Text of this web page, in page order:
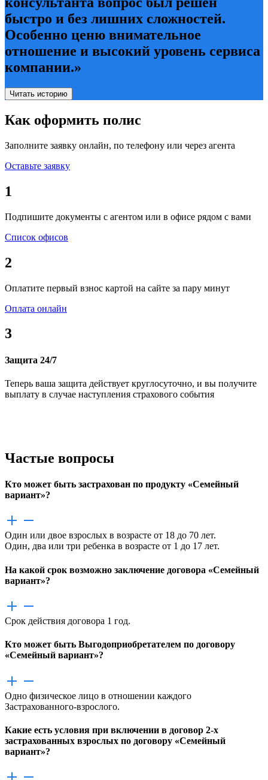
быстро и без лишних сложностей.
Особенно ценю внимательное
отношение и высокий уровень сервиса
компании.»
Читать историю
Как оформить полис
Заполните заявку онлайн, по телефону или через агента
Оставьте заявку
1
Подпишите документы с агентом или в офисе рядом с вами
Список офисов
2
Оплатите первый взнос картой на сайте за пару минут
Оплата онлайн
3
Защита 24/7
Теперь ваша защита действует круглосуточно, и вы получите
выплату в случае наступления страхового события
Частые вопросы
Кто может быть застрахован по продукту «Семейный
вариант»?
Один или двое взрослых в возрасте от 18 до 70 лет.
Один, два или три ребенка в возрасте от 1 до 17 лет.
На какой срок возможно заключение договора «Семейный
вариант»?
Срок действия договора 1 год.
Кто может быть Выгодоприобретателем по договору
«Семейный вариант»?
Одно физическое лицо в отношении каждого
Застрахованного-взрослого.
Какие есть условия при включении в договор 2-х
застрахованных взрослых по договору «Семейный
вариант»?